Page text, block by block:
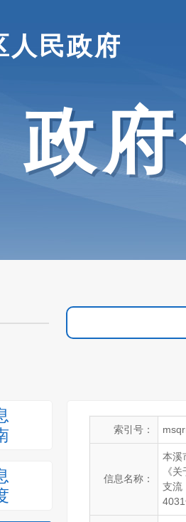
人民政府
政
索引号：
信息名称：
本溪
《
支流